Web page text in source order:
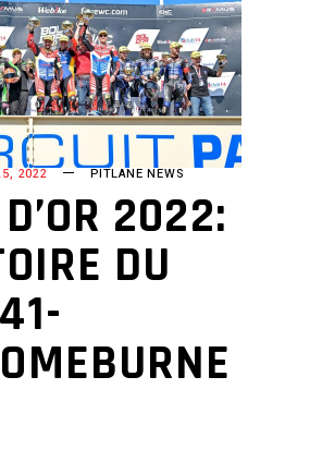
2022 PITLANE NEWS
2022:
DU